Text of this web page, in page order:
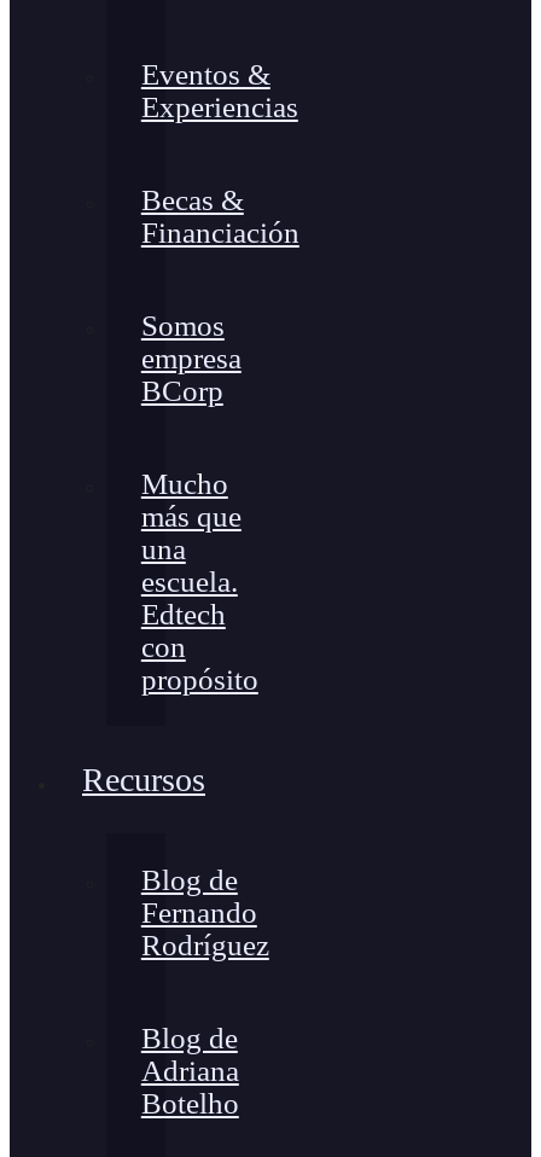
Eventos &
Experiencias
Becas &
Financiación
Somos
empresa
BCorp
Mucho
más que
una
escuela.
Edtech
con
propósito
Recursos
Blog de
Fernando
Rodríguez
Blog de
Adriana
Botelho